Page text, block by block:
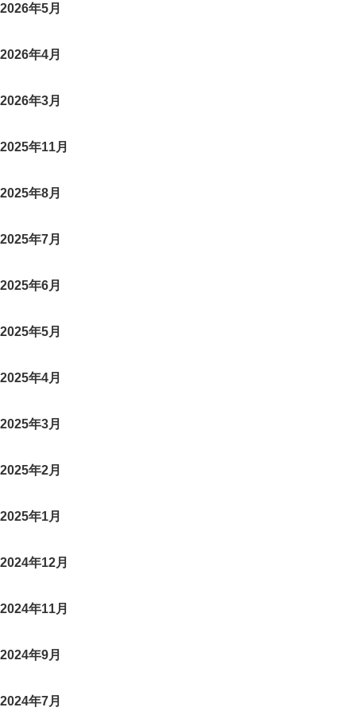
2026年5月
2026年4月
2026年3月
2025年11月
2025年8月
2025年7月
2025年6月
2025年5月
2025年4月
2025年3月
2025年2月
2025年1月
2024年12月
2024年11月
2024年9月
2024年7月